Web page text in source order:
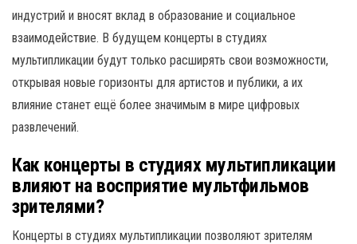
индустрий и вносят вклад в образование и социальное
взаимодействие. В будущем концерты в студиях
мультипликации будут только расширять свои возможности,
открывая новые горизонты для артистов и публики, а их
влияние станет ещё более значимым в мире цифровых
развлечений.
Как концерты в студиях мультипликации
влияют на восприятие мультфильмов
зрителями?
Концерты в студиях мультипликации позволяют зрителям